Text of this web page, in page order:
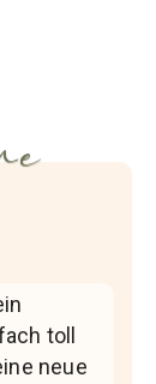
toll
neue